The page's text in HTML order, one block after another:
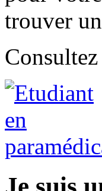
trouver